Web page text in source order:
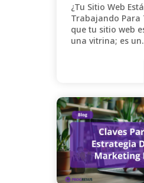
¿Tu Sitio Web Está
Trabajando Para
que tu sitio web
una vitrina; es